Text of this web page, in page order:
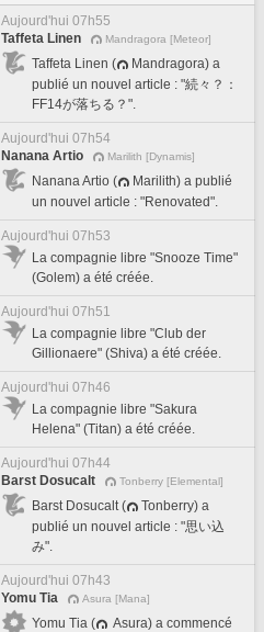
Aujourd'hui 07h55
Taffeta Linen
Mandragora [Meteor]
Taffeta Linen (
Mandragora) a
publié un nouvel article : "続々？：
FF14が落ちる？".
Aujourd'hui 07h54
Nanana Artio
Marilith [Dynamis]
Nanana Artio (
Marilith) a publié
un nouvel article : "Renovated".
Aujourd'hui 07h53
La compagnie libre "Snooze Time"
(Golem) a été créée.
Aujourd'hui 07h51
La compagnie libre "Club der
Gillionaere" (Shiva) a été créée.
Aujourd'hui 07h46
La compagnie libre "Sakura
Helena" (Titan) a été créée.
Aujourd'hui 07h44
Barst Dosucalt
Tonberry [Elemental]
Barst Dosucalt (
Tonberry) a
publié un nouvel article : "思い込
み".
Aujourd'hui 07h43
Yomu Tia
Asura [Mana]
Yomu Tia (
Asura) a commencé